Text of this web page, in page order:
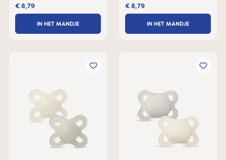
€ 8,79
IN HET MANDJE
€ 8,79
IN HET MANDJE